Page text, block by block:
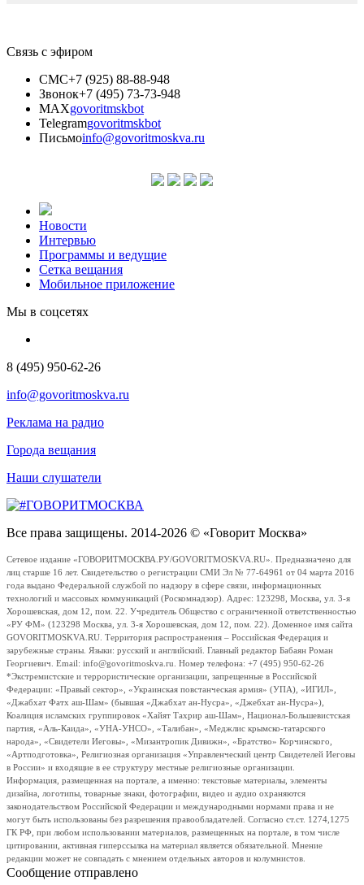
Связь с эфиром
СМС+7 (925) 88-88-948
Звонок+7 (495) 73-73-948
MAXgovoritmskbot
Telegramgovoritmskbot
Письмоinfo@govoritmoskva.ru
Новости
Интервью
Программы и ведущие
Сетка вещания
Мобильное приложение
Мы в соцсетях
8 (495) 950-62-26
info@govoritmoskva.ru
Реклама на радио
Города вещания
Наши слушатели
Все права защищены. 2014-2026 © «Говорит Москва»
Сетевое издание «ГОВОРИТМОСКВА.РУ/GOVORITMOSKVA.RU». Предназначено для
лиц старше 16 лет. Свидетельство о регистрации СМИ Эл № 77-64961 от 04 марта 2016
года выдано Федеральной службой по надзору в сфере связи, информационных
технологий и массовых коммуникаций (Роскомнадзор). Адрес: 123298, Москва, ул. 3-я
Хорошевская, дом 12, пом. 22. Учредитель Общество с ограниченной ответственностью
«РУ ФМ» (123298 Москва, ул. 3-я Хорошевская, дом 12, пом. 22). Доменное имя сайта
GOVORITMOSKVA.RU. Территория распространения – Российская Федерация и
зарубежные страны. Языки: русский и английский. Главный редактор Бабаян Роман
Георгиевич. Email: info@govoritmoskva.ru. Номер телефона: +7 (495) 950-62-26
*Экстремистские и террористические организации, запрещенные в Российской
Федерации: «Правый сектор», «Украинская повстанческая армия» (УПА), «ИГИЛ»,
«Джабхат Фатх аш-Шам» (бывшая «Джабхат ан-Нусра», «Джебхат ан-Нусра»),
Коалиция исламских группировок «Хайят Тахрир аш-Шам», Национал-Большевистская
партия, «Аль-Каида», «УНА-УНСО», «Талибан», «Меджлис крымско-татарского
народа», «Свидетели Иеговы», «Мизантропик Дивижн», «Братство» Корчинского,
«Артподготовка», Религиозная организация «Управленческий центр Свидетелей Иеговы
в России» и входящие в ее структуру местные религиозные организации.
Информация, размещенная на портале, а именно: текстовые материалы, элементы
дизайна, логотипы, товарные знаки, фотографии, видео и аудио охраняются
законодательством Российской Федерации и международными нормами права и не
могут быть использованы без разрешения правообладателей. Согласно ст.ст. 1274,1275
ГК РФ, при любом использовании материалов, размещенных на портале, в том числе
цитировании, активная гиперссылка на материал является обязательной. Мнение
редакции может не совпадать с мнением отдельных авторов и колумнистов.
Сообщение отправлено